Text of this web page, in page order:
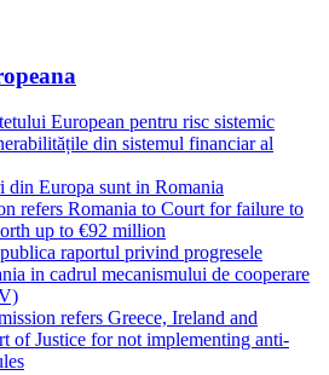
European pentru risc sistemic
din sistemul financiar al
din Europa sunt in Romania
refers Romania to Court for failure to
up to €92 million
raportul privind progresele
in cadrul mecanismului de cooperare
refers Greece, Ireland and
of Justice for not implementing anti-